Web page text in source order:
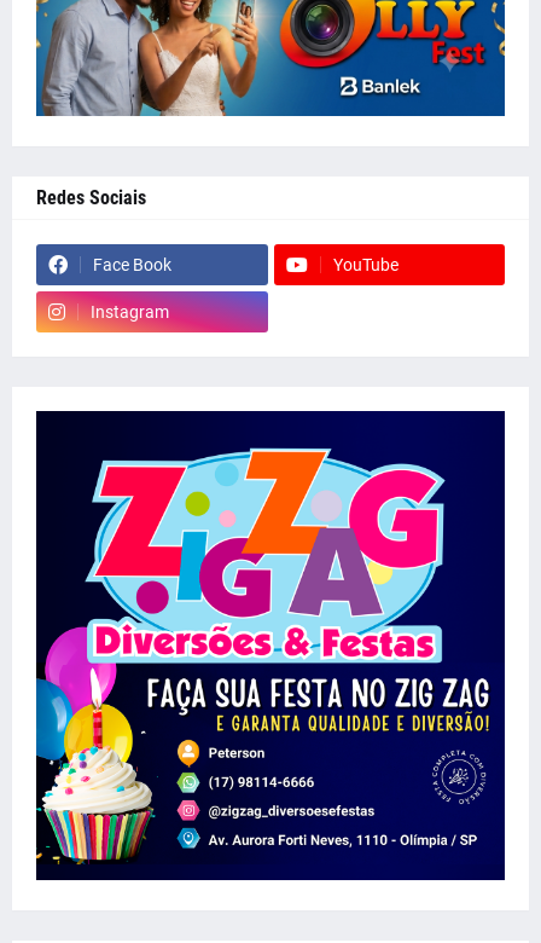
Redes Sociais
Face Book YouTube
Instagram